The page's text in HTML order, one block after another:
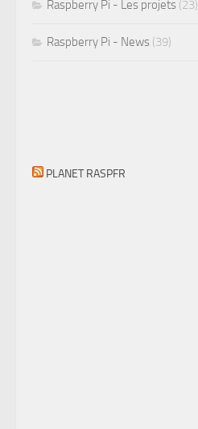
Raspberry Pi - Les projets (23)
Raspberry Pi - News (39)
PLANET RASPFR